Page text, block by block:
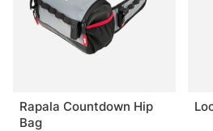
anderen.
Rapala Countdown Hip
Bag